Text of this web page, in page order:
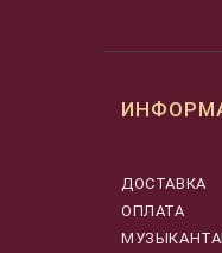
ДОСТАВКА
ОПЛАТА